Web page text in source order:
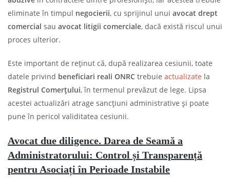
eliminate în timpul negocierii, cu sprijinul unui avocat drept
comercial sau avocat litigii comerciale, dacă există riscul unui
proces ulterior.
Este important de reținut că, după realizarea cesiunii, toate
datele privind beneficiari reali ONRC trebuie actualizate la
Registrul Comerțului, în termenul prevăzut de lege. Lipsa
acestei actualizări atrage sancțiuni administrative și poate
pune în pericol validitatea cesiunii.
Avocat due diligence. Darea de Seamă a
Administratorului: Control și Transparență
pentru Asociați în Perioade Instabile